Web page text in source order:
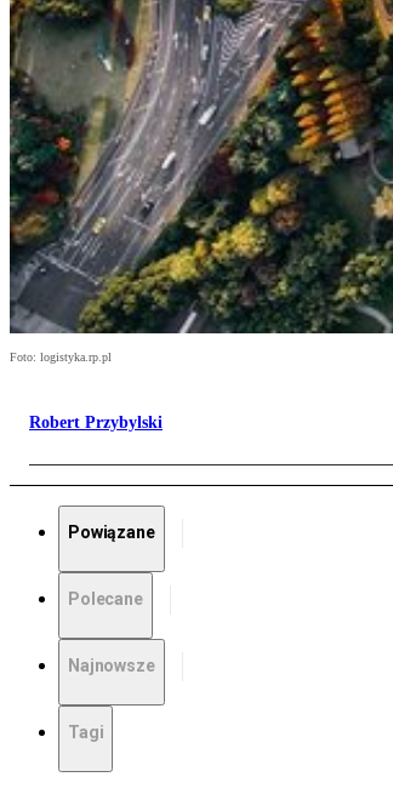
Foto: logistyka.rp.pl
Robert Przybylski
Powiązane
Polecane
Najnowsze
Tagi